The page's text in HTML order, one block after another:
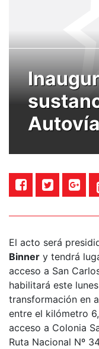
El acto será
Binner y tendrá
acceso a San
habilitará este
transformación en
entre el kilómetro
acceso a Colonia
Ruta Nacional Nº